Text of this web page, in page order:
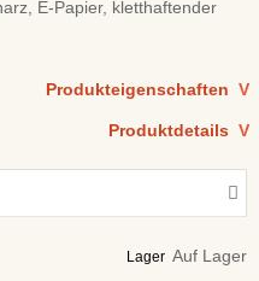
E-Papier, kletthaftender
Produkteigenschaften V
Produktdetails V
Lager Auf Lager